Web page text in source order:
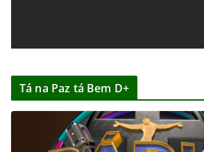
Tá na Paz tá Bem D+